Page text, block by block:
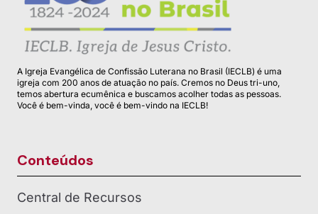
A Igreja Evangélica de Confissão Luterana no Brasil (IECLB) é uma
igreja com 200 anos de atuação no país. Cremos no Deus tri-uno,
temos abertura ecumênica e buscamos acolher todas as pessoas.
Você é bem-vinda, você é bem-vindo na IECLB!
Conteúdos
Central de Recursos